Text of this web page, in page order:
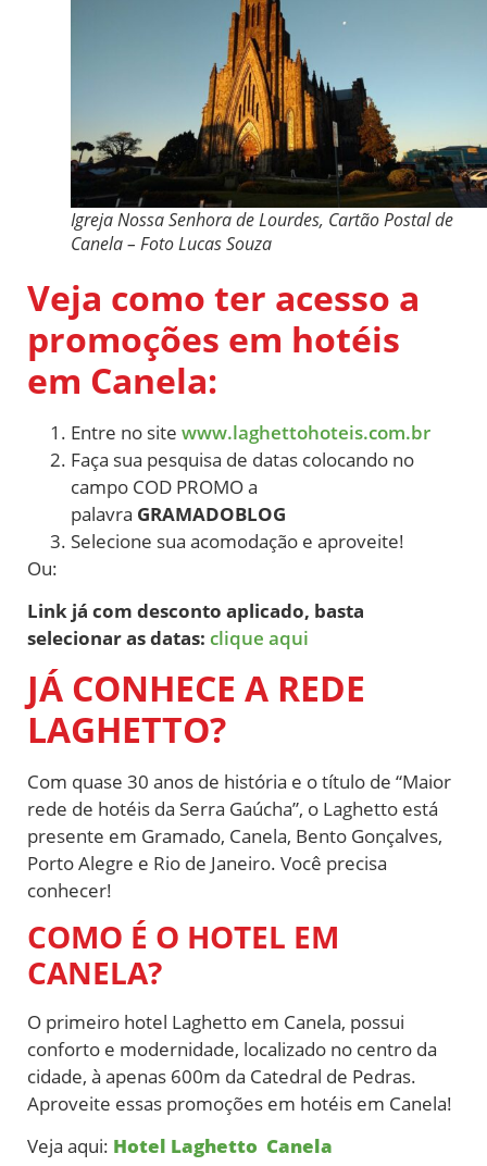
Igreja Nossa Senhora de Lourdes, Cartão Postal de
Canela – Foto Lucas Souza
Veja como ter acesso a
promoções em hotéis
em Canela:
Entre no site www.laghettohoteis.com.br
Faça sua pesquisa de datas colocando no
campo COD PROMO a
palavra GRAMADOBLOG
Selecione sua acomodação e aproveite!
Ou:
Link já com desconto aplicado, basta
selecionar as datas: clique aqui
JÁ CONHECE A REDE
LAGHETTO?
Com quase 30 anos de história e o título de “Maior
rede de hotéis da Serra Gaúcha”, o Laghetto está
presente em Gramado, Canela, Bento Gonçalves,
Porto Alegre e Rio de Janeiro. Você precisa
conhecer!
COMO É O HOTEL EM
CANELA?
O primeiro hotel Laghetto em Canela, possui
conforto e modernidade, localizado no centro da
cidade, à apenas 600m da Catedral de Pedras.
Aproveite essas promoções em hotéis em Canela!
Veja aqui: Hotel Laghetto Canela